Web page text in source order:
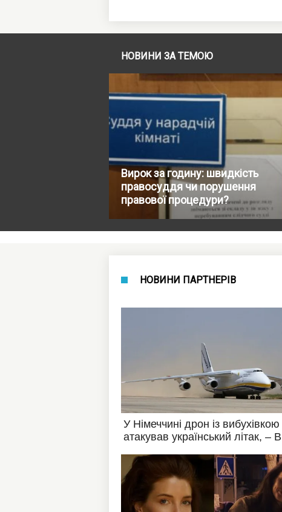
НОВИНИ ЗА ТЕМОЮ
Вирок за годину: швидкість
правосуддя чи порушення
правової процедури?
НОВИНИ ПАРТНЕРІВ